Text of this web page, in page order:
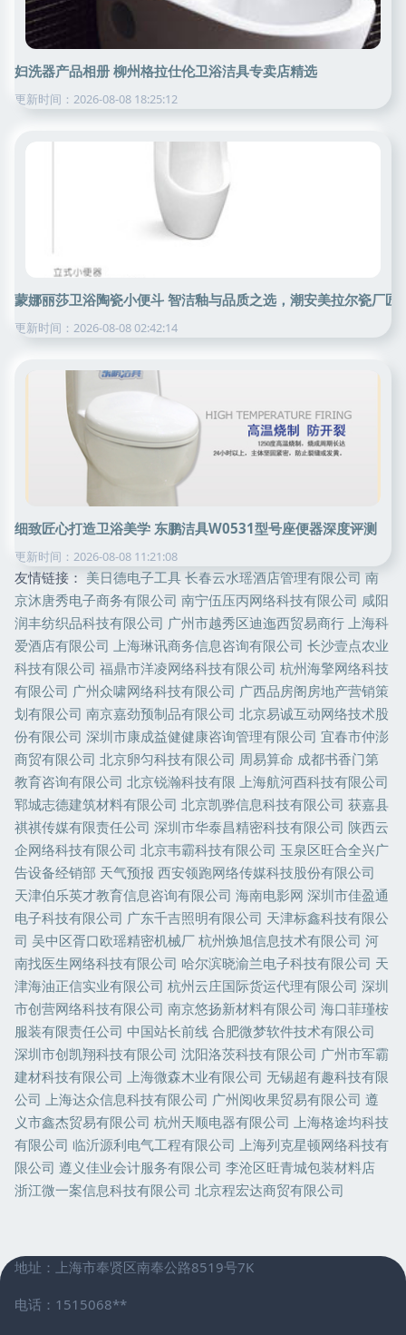
妇洗器产品相册 柳州格拉仕伦卫浴洁具专卖店精选
更新时间：2026-08-08 18:25:12
蒙娜丽莎卫浴陶瓷小便斗 智洁釉与品质之选，潮安美拉尔瓷厂匠
更新时间：2026-08-08 02:42:14
细致匠心打造卫浴美学 东鹏洁具W0531型号座便器深度评测
更新时间：2026-08-08 11:21:08
友情链接： 美日德电子工具 长春云水瑶酒店管理有限公司 南
京沐唐秀电子商务有限公司 南宁伍压丙网络科技有限公司 咸阳
润丰纺织品科技有限公司 广州市越秀区迪迤西贸易商行 上海科
爱酒店有限公司 上海琳讯商务信息咨询有限公司 长沙壹点农业
科技有限公司 福鼎市洋凌网络科技有限公司 杭州海擎网络科技
有限公司 广州众啸网络科技有限公司 广西品房阁房地产营销策
划有限公司 南京嘉劲预制品有限公司 北京易诚互动网络技术股
份有限公司 深圳市康成益健健康咨询管理有限公司 宜春市仲澎
商贸有限公司 北京卵匀科技有限公司 周易算命 成都书香门第
教育咨询有限公司 北京锐瀚科技有限 上海航河酉科技有限公司
郓城志德建筑材料有限公司 北京凯骅信息科技有限公司 获嘉县
祺祺传媒有限责任公司 深圳市华泰昌精密科技有限公司 陕西云
企网络科技有限公司 北京韦霸科技有限公司 玉泉区旺合全兴广
告设备经销部 天气预报 西安领跑网络传媒科技股份有限公司
天津伯乐英才教育信息咨询有限公司 海南电影网 深圳市佳盈通
电子科技有限公司 广东千吉照明有限公司 天津标鑫科技有限公
司 吴中区胥口欧瑶精密机械厂 杭州焕旭信息技术有限公司 河
南找医生网络科技有限公司 哈尔滨晓渝兰电子科技有限公司 天
津海油正信实业有限公司 杭州云庄国际货运代理有限公司 深圳
市创营网络科技有限公司 南京悠扬新材料有限公司 海口菲瑾桉
服装有限责任公司 中国站长前线 合肥微梦软件技术有限公司
深圳市创凯翔科技有限公司 沈阳洛茨科技有限公司 广州市军霸
建材科技有限公司 上海微森木业有限公司 无锡超有趣科技有限
公司 上海达众信息科技有限公司 广州阅收果贸易有限公司 遵
义市鑫杰贸易有限公司 杭州天顺电器有限公司 上海格途均科技
有限公司 临沂源利电气工程有限公司 上海列克星顿网络科技有
限公司 遵义佳业会计服务有限公司 李沧区旺青城包装材料店
浙江微一案信息科技有限公司 北京程宏达商贸有限公司
地址：上海市奉贤区南奉公路8519号7K
电话：1515068**